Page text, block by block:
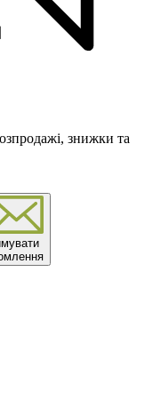
знижки та